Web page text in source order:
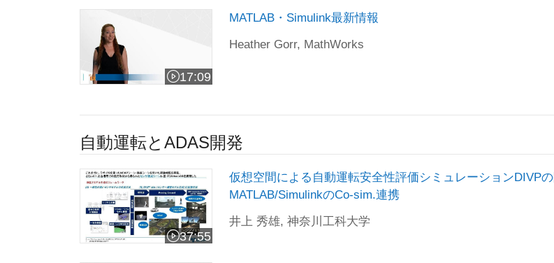
MATLAB・Simulink最新情報
17:09
ビデオの長さ 17:09
MATLAB・Simulink最新情報
Heather Gorr, MathWorks
自動運転とADAS開発
仮想空間による自動運転安全性評価シミュレーションDIVPの開発：DIVPと
37:55
ビデオの長さ 37:55
仮想空間による自動運転安全性評価シミュレーションDIVP
MATLAB/SimulinkのCo-sim.連携
井上 秀雄, 神奈川工科大学